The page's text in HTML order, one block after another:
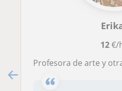
12€/
Profesora de arte y otras materias para personas